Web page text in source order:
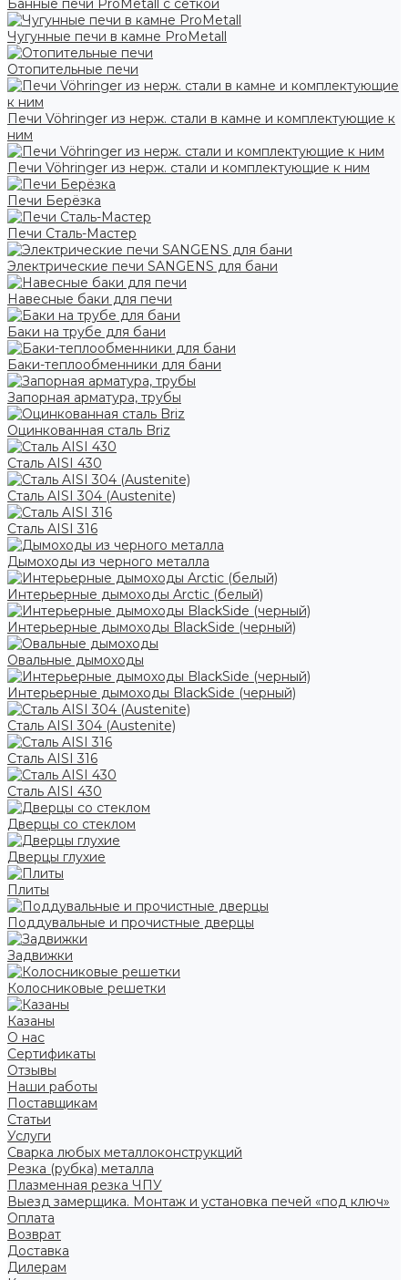
Банные печи ProMetall с сеткой
Чугунные печи в камне ProMetall
Отопительные печи
Печи Vöhringer из нерж. стали в камне и комплектующие к
ним
Печи Vöhringer из нерж. стали и комплектующие к ним
Печи Берёзка
Печи Сталь-Мастер
Электрические печи SANGENS для бани
Навесные баки для печи
Баки на трубе для бани
Баки-теплообменники для бани
Запорная арматура, трубы
Оцинкованная сталь Briz
Сталь AISI 430
Сталь AISI 304 (Austenite)
Сталь AISI 316
Дымоходы из черного металла
Интерьерные дымоходы Arctic (белый)
Интерьерные дымоходы BlackSide (черный)
Овальные дымоходы
Интерьерные дымоходы BlackSide (черный)
Сталь AISI 304 (Austenite)
Сталь AISI 316
Сталь AISI 430
Дверцы со стеклом
Дверцы глухие
Плиты
Поддувальные и прочистные дверцы
Задвижки
Колосниковые решетки
Казаны
О нас
Сертификаты
Отзывы
Наши работы
Поставщикам
Статьи
Услуги
Сварка любых металлоконструкций
Резка (рубка) металла
Плазменная резка ЧПУ
Выезд замерщика. Монтаж и установка печей «под ключ»
Оплата
Возврат
Доставка
Дилерам